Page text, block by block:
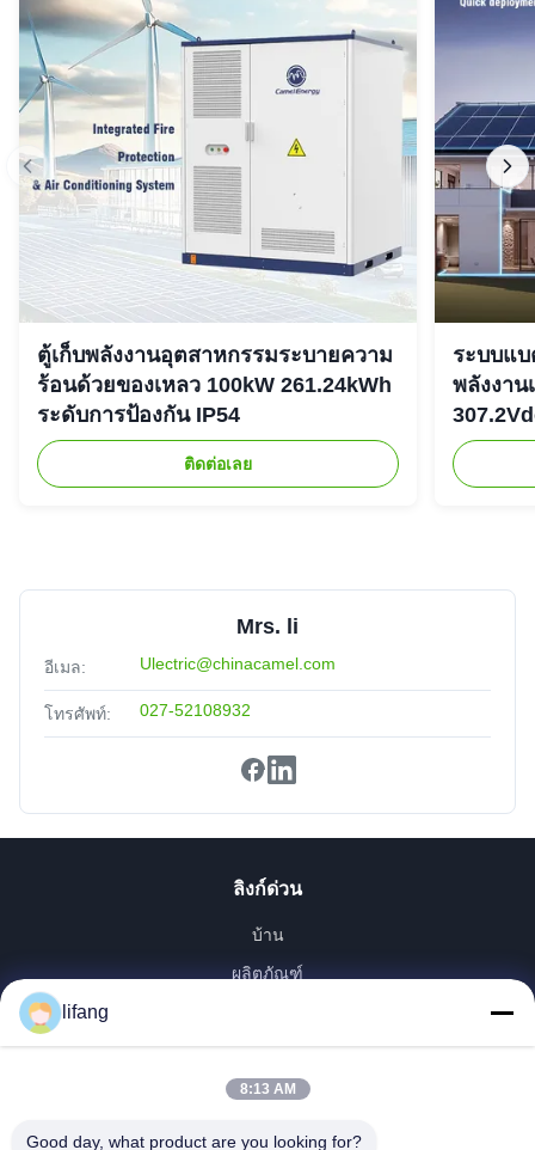
F
Faye F
Anguilla Apr 3.2026
★★★★★
★★★★★
Very much needed product. Used it to charge my phone
when my electricity went out. Still using the same battery
charge. Great product for the price. Love that I can just put
this item in my vehicle because it's so portable.
Considering another one for other vehicle.
ตู้เก็บพลังงานอุตสาหกรรมระบายความ
ร้อนด้วยของเหลว 100kW 261.24kWh
ระดับการป้องกัน IP54
ติดต่อเลย
ระบบแบ
พลังงาน
Mrs. li
อีเมล: Ulectric@chinacamel.com
โทรศัพท์: 027-52108932
ลิงก์ด่วน
บ้าน
ผลิตภัณฑ์
ทัวร์โรงงาน
ควบคุมคุณภาพ
lifang
8:13 AM
Good day, what product are you looking for?